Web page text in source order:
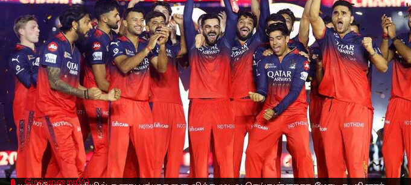
எழுதியவர் Venkatalakshmi V Sep 30, 2025 06:09 pm
செய்தி முன்னோட்டம்
2025 இந்தியன் பிரீமியர் லீக் (ஐபிஎல்) சாம்பியனானராயல்
உள்ளாகியுள்ளதாக கூறப்படுகிறது.
முன்னாள் ஐபிஎல் தலைவர் லலித் மோடி, ஆர்சிபியின்
எக்ஸ்பற்றிய பதிவுகளில், டியாஜியோ அணியில் தனது
மேல்முறையீடு